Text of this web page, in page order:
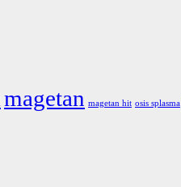
magetan magetan hit osis splasma